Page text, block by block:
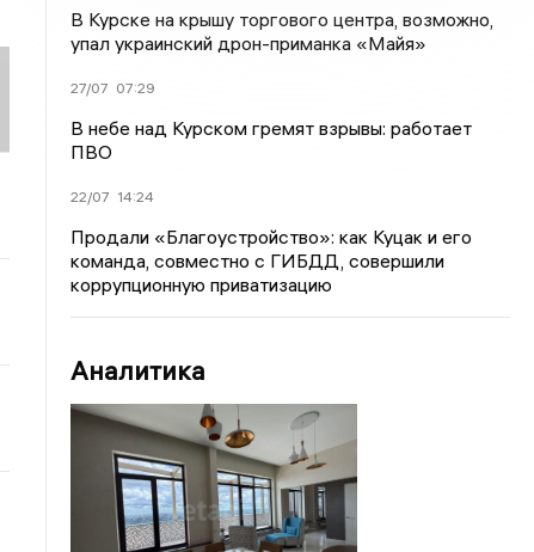
В Курске на крышу торгового центра, возможно,
упал украинский дрон-приманка «Майя»
27/07 07:29
В небе над Курском гремят взрывы: работает
ПВО
22/07 14:24
Продали «Благоустройство»: как Куцак и его
команда, совместно с ГИБДД, совершили
коррупционную приватизацию
Аналитика